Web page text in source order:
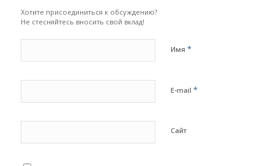
Хотите присоединиться к обсуждению?
Не стесняйтесь вносить свой вклад!
Имя *
E-mail *
Сайт